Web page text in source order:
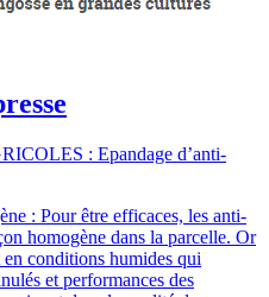
: Epandage d’anti-
: Pour être efficaces, les anti-
homogène dans la parcelle. Or
conditions humides qui
et performances des